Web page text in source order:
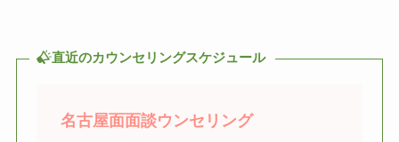
直近のカウンセリングスケジュール
名古屋面面談ウンセリング